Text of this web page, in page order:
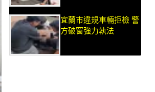
宜蘭市違規車輛拒檢 警
方破窗強力執法